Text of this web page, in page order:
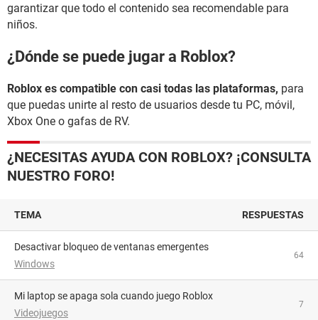
garantizar que todo el contenido sea recomendable para
niños.
¿Dónde se puede jugar a Roblox?
Roblox es compatible con casi todas las plataformas, para
que puedas unirte al resto de usuarios desde tu PC, móvil,
Xbox One o gafas de RV.
¿NECESITAS AYUDA CON ROBLOX? ¡CONSULTA
NUESTRO FORO!
TEMA RESPUESTAS
desactivar bloqueo de ventanas emergentes
Windows
64
Mi laptop se apaga sola cuando juego Roblox
Videojuegos
7